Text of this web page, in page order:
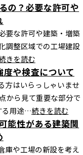
の？必要な許可や
要な許可や建築・増築
調整区域での工場建設
きを読む
や検査について
方はいらっしゃいませ
から見て重要な部分で
る用途…続きを読む
能性がある建築関
庫や工場の新設を考え